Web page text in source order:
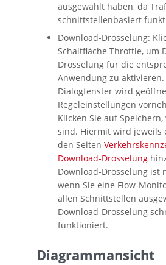
ausgewählt haben, da
schnittstellenbasiert
Download-Drosselung:
Schaltfläche Throttle, um
Drosselung für die
Anwendung zu aktivieren.
Dialogfenster wird
Regeleinstellungen
Klicken Sie aufSpeichern,
sind. Hiermit wird jeweils
den Seiten
Download-Drosselung
Download-Drosselung ist
wenn Sie eine Flow-
allen Schnittstellen
Download-Drosselung
funktioniert.
Diagrammansicht